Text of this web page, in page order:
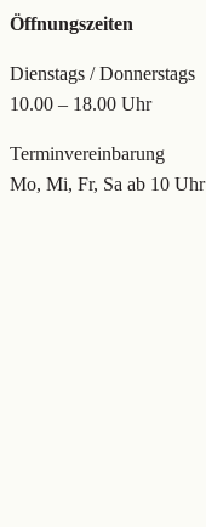
Öffnungszeiten
Dienstags / Donnerstags
10.00 – 18.00 Uhr
Terminvereinbarung
Mo, Mi, Fr, Sa ab 10 Uhr